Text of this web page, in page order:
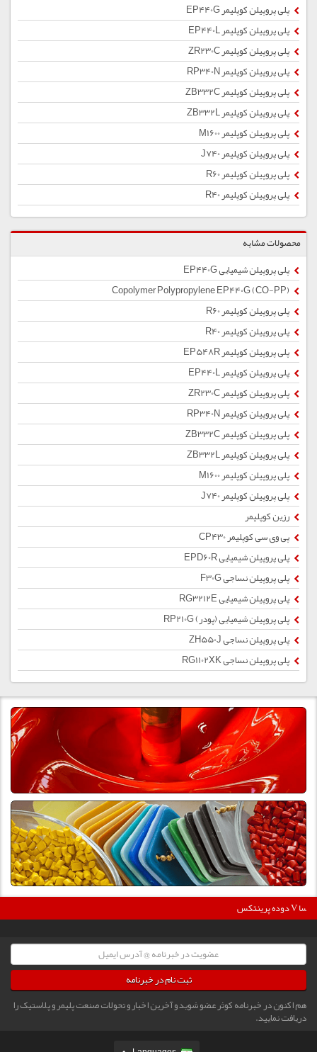
پلی پروپیلن کوپلیمر EP440G
پلی پروپیلن کوپلیمر EP440L
پلی پروپیلن کوپلیمر ZR230C
پلی پروپیلن کوپلیمر RP340N
پلی پروپیلن کوپلیمر ZB332C
پلی پروپیلن کوپلیمر ZB332L
پلی پروپیلن کوپلیمر M1600
پلی پروپیلن کوپلیمر J740
پلی پروپیلن کوپلیمر R60
پلی پروپیلن کوپلیمر R40
محصولات مشابه
پلی پروپیلن شیمیایی EP440G
پلی پروپیلن کوپلیمر R60
پلی پروپیلن کوپلیمر R40
پلی پروپیلن کوپلیمر EP548R
پلی پروپیلن کوپلیمر EP440L
پلی پروپیلن کوپلیمر ZR230C
پلی پروپیلن کوپلیمر RP340N
پلی پروپیلن کوپلیمر ZB332C
پلی پروپیلن کوپلیمر ZB332L
پلی پروپیلن کوپلیمر M1600
پلی پروپیلن کوپلیمر J740
رزین کوپلیمر
پی وی سی کوپلیمر CP430
پلی پروپیلن شیمیایی EPD60R
پلی پروپیلن نساجی F30G
پلی پروپیلن شیمیایی RG3212E
پلی پروپیلن شیمیایی (پودر) RP210G
پلی پروپیلن نساجی ZH550J
پلی پروپیلن نساجی RG1102XK
دوده پرینتکس V دگوسا :
ثبت نام در خبرنامه
هم اکنون در خبرنامه کوثر عضو شوید و آخرین اخبار و تحولات صنعت پلیمر و پلاستیک را
دریافت نمایید.